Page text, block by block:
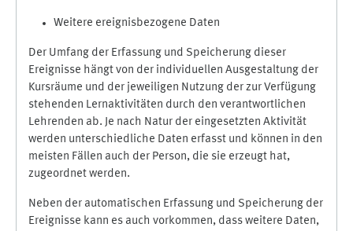
Weitere ereignisbezogene Daten
Der Umfang der Erfassung und Speicherung dieser
Ereignisse hängt von der individuellen Ausgestaltung der
Kursräume und der jeweiligen Nutzung der zur Verfügung
stehenden Lernaktivitäten durch den verantwortlichen
Lehrenden ab. Je nach Natur der eingesetzten Aktivität
werden unterschiedliche Daten erfasst und können in den
meisten Fällen auch der Person, die sie erzeugt hat,
zugeordnet werden.
Neben der automatischen Erfassung und Speicherung der
Ereignisse kann es auch vorkommen, dass weitere Daten,